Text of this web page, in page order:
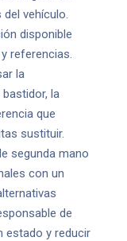
vehículo.
disponible
referencias.
la
la
que
sustituir.
segunda mano
con un
de
estado y reducir